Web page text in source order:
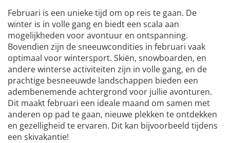
Februari is een unieke tijd om op reis te gaan. De
winter is in volle gang en biedt een scala aan
mogelijkheden voor avontuur en ontspanning.
Bovendien zijn de sneeuwcondities in februari vaak
optimaal voor wintersport. Skiën, snowboarden, en
andere winterse activiteiten zijn in volle gang, en de
prachtige besneeuwde landschappen bieden een
adembenemende achtergrond voor jullie avonturen.
Dit maakt februari een ideale maand om samen met
anderen op pad te gaan, nieuwe plekken te ontdekken
en gezelligheid te ervaren. Dit kan bijvoorbeeld tijdens
een skivakantie!